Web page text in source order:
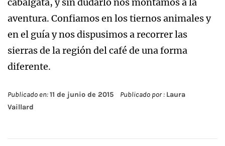
aventura. Confiamos en los tiernos animales y
en el guía y nos dispusimos a recorrer las
sierras de la región del café de una forma
diferente.
Publicado en:11 de junio de 2015 Publicado por : Laura
Vaillard